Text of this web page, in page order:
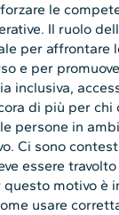
le
Il ruolo
per affrontare
e per
inclusiva,
di più per chi
persone in
Ci sono
essere
questo motivo è
usare